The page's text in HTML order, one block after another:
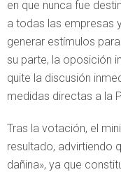
en que nunca fue
a todas las empresas
generar estímulos
su parte, la oposición
quite la discusión
medidas directas a la
Tras la votación, el
resultado, advirtiendo
dañina», ya que